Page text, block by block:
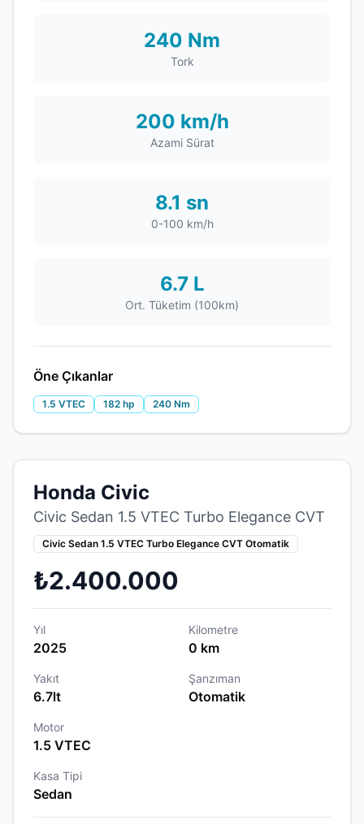
240 Nm
Tork
200 km/h
Azami Sürat
8.1 sn
0-100 km/h
6.7 L
Ort. Tüketim (100km)
Öne Çıkanlar
1.5 VTEC 182 hp 240 Nm
Honda Civic
Civic Sedan 1.5 VTEC Turbo Elegance CVT
Civic Sedan 1.5 VTEC Turbo Elegance CVT Otomatik
₺2.400.000
Yıl
2025
Kilometre
0 km
Yakıt
6.7lt
Şanzıman
Otomatik
Motor
1.5 VTEC
Kasa Tipi
Sedan